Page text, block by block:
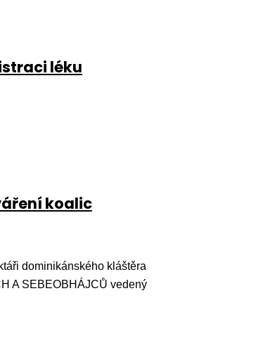
léku
koalic
dominikánského kláštěra
A SEBEOBHÁJCŮ vedený